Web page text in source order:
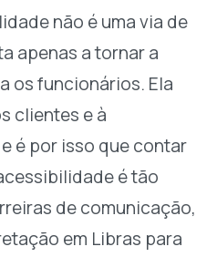
não é uma via de
apenas a tornar a
os funcionários. Ela
clientes e à
é por isso que contar
é tão
de comunicação,
em Libras para